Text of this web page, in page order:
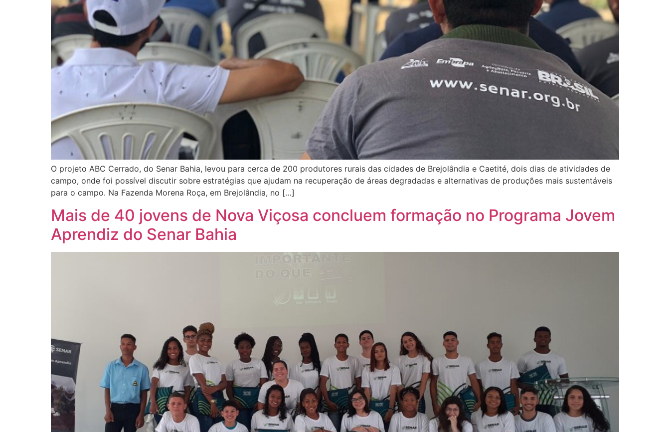
O projeto ABC Cerrado, do Senar Bahia, levou para cerca de 200 produtores rurais das cidades de Brejolândia e Caetité, dois dias de atividades de
campo, onde foi possível discutir sobre estratégias que ajudam na recuperação de áreas degradadas e alternativas de produções mais sustentáveis
para o campo. Na Fazenda Morena Roça, em Brejolândia, no […]
Mais de 40 jovens de Nova Viçosa concluem formação no Programa Jovem
Aprendiz do Senar Bahia